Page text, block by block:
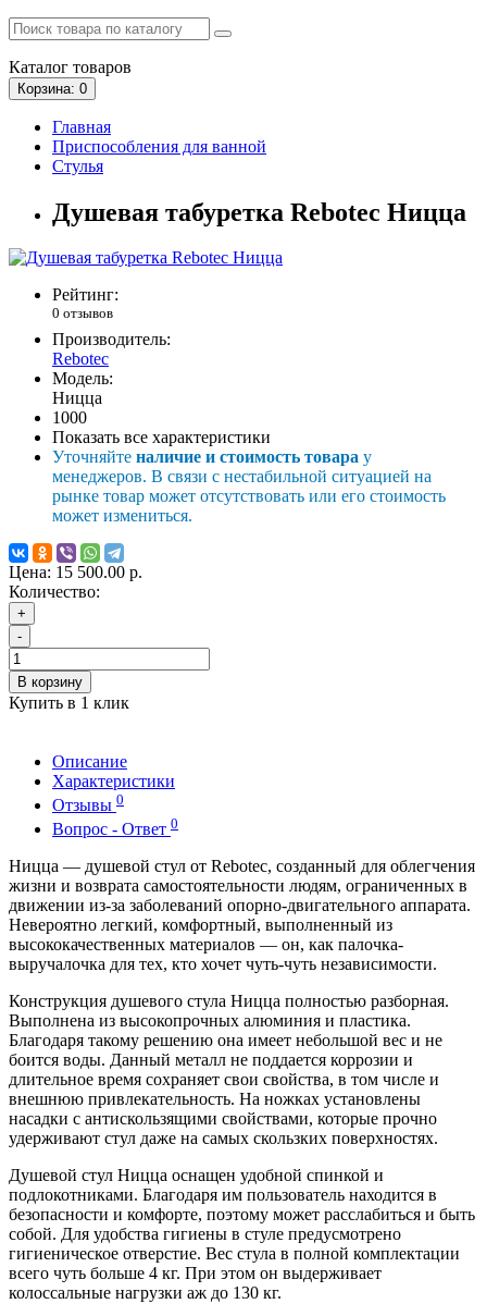
Каталог товаров
Корзина: 0
Главная
Приспособления для ванной
Стулья
Душевая табуретка Rebotec Ницца
Рейтинг:
0 отзывов
Производитель:
Rebotec
Модель:
Ницца
1000
Показать все характеристики
Уточняйте наличие и стоимость товара у
менеджеров. В связи с нестабильной ситуацией на
рынке товар может отсутствовать или его стоимость
может измениться.
Цена: 15 500.00 р.
Количество:
+
-
В корзину
Купить в 1 клик
Описание
Характеристики
Отзывы 0
Вопрос - Ответ 0
Ницца — душевой стул от Rebotec, созданный для облегчения
жизни и возврата самостоятельности людям, ограниченных в
движении из-за заболеваний опорно-двигательного аппарата.
Невероятно легкий, комфортный, выполненный из
высококачественных материалов — он, как палочка-
выручалочка для тех, кто хочет чуть-чуть независимости.
Конструкция душевого стула Ницца полностью разборная.
Выполнена из высокопрочных алюминия и пластика.
Благодаря такому решению она имеет небольшой вес и не
боится воды. Данный металл не поддается коррозии и
длительное время сохраняет свои свойства, в том числе и
внешнюю привлекательность. На ножках установлены
насадки с антискользящими свойствами, которые прочно
удерживают стул даже на самых скользких поверхностях.
Душевой стул Ницца оснащен удобной спинкой и
подлокотниками. Благодаря им пользователь находится в
безопасности и комфорте, поэтому может расслабиться и быть
собой. Для удобства гигиены в стуле предусмотрено
гигиеническое отверстие. Вес стула в полной комплектации
всего чуть больше 4 кг. При этом он выдерживает
колоссальные нагрузки аж до 130 кг.